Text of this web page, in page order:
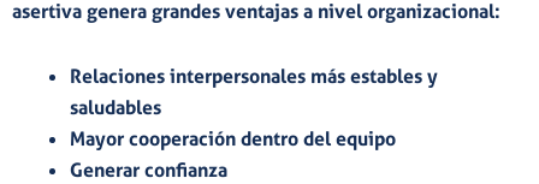
asertiva genera grandes ventajas a nivel organizacional:
Relaciones interpersonales más estables y
saludables
Mayor cooperación dentro del equipo
Generar confianza